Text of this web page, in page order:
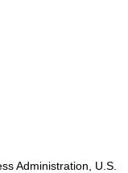
Administration, U.S.